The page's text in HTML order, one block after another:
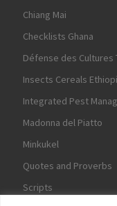
Chiang Mai
Checklists Ghana
Défense des Cultures
Insects Cereals
Integrated Pest
Madonna del Piatto
Minkukel
Quotes and Proverbs
Scripts